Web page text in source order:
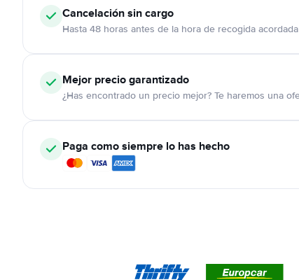
Cancelaciónsin cargo
Hasta 48 horas antes de la hora de recogida acordada
Mejor precio garantizado
¿Has encontrado un precio mejor? Te haremos una
Paga como siempre lo has hecho